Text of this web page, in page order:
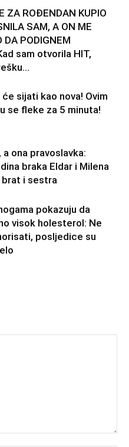
ZA ROĐENDAN KUPIO
SAM, A ON ME
DA PODIGNEM
sam otvorila HIT,
sijati kao nova! Ovim
se fleke za 5 minuta!
a ona pravoslavka:
braka Eldar i Milena
brat i sestra
pokazuju da
visok holesterol: Ne
posljedice su